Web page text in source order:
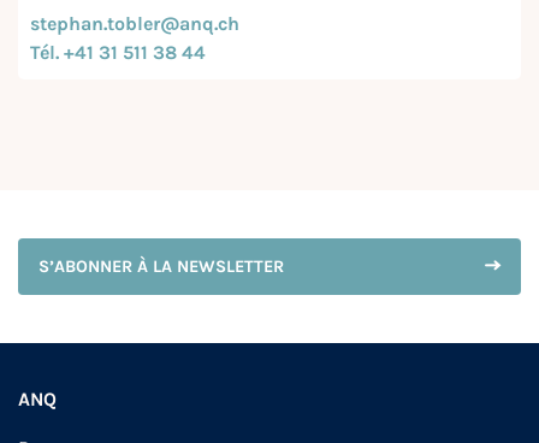
stephan.tobler@anq.ch
Tél. +41 31 511 38 44
S’ABONNER À LA NEWSLETTER
ANQ